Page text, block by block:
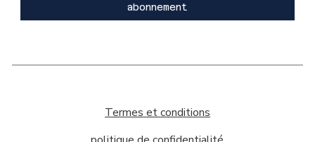
abonnement
Termes et conditions